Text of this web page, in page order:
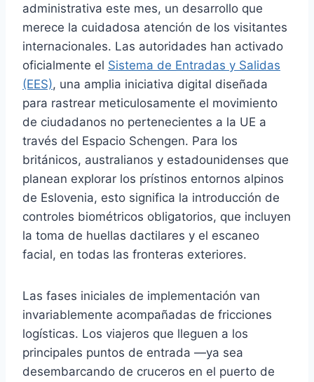
administrativa este mes, un desarrollo que
merece la cuidadosa atención de los visitantes
internacionales. Las autoridades han activado
oficialmente el Sistema de Entradas y Salidas
(EES), una amplia iniciativa digital diseñada
para rastrear meticulosamente el movimiento
de ciudadanos no pertenecientes a la UE a
través del Espacio Schengen. Para los
británicos, australianos y estadounidenses que
planean explorar los prístinos entornos alpinos
de Eslovenia, esto significa la introducción de
controles biométricos obligatorios, que incluyen
la toma de huellas dactilares y el escaneo
facial, en todas las fronteras exteriores.
Las fases iniciales de implementación van
invariablemente acompañadas de fricciones
logísticas. Los viajeros que lleguen a los
principales puntos de entrada —ya sea
desembarcando de cruceros en el puerto de